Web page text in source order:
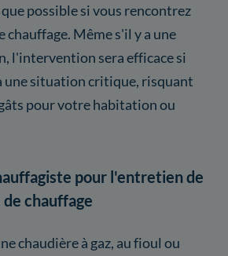
que possible si vous rencontrez
chauffage. Même s'il y a une
l'intervention sera efficace si
une situation critique, risquant
pour votre habitation ou
pour l'entretien de
chauffage
chaudière à gaz, au fioul ou